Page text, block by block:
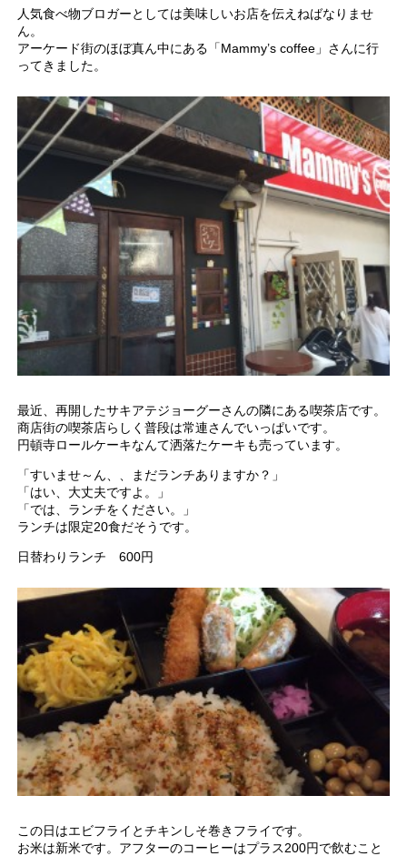
人気食べ物ブロガーとしては美味しいお店を伝えねばなりませ
ん。
アーケード街のほぼ真ん中にある「Mammy’s coffee」さんに行
ってきました。
最近、再開したサキアテジョーグーさんの隣にある喫茶店です。
商店街の喫茶店らしく普段は常連さんでいっぱいです。
円頓寺ロールケーキなんて洒落たケーキも売っています。
「すいませ～ん、、まだランチありますか？」
「はい、大丈夫ですよ。」
「では、ランチをください。」
ランチは限定20食だそうです。
日替わりランチ 600円
この日はエビフライとチキンしそ巻きフライです。
お米は新米です。アフターのコーヒーはプラス200円で飲むこと